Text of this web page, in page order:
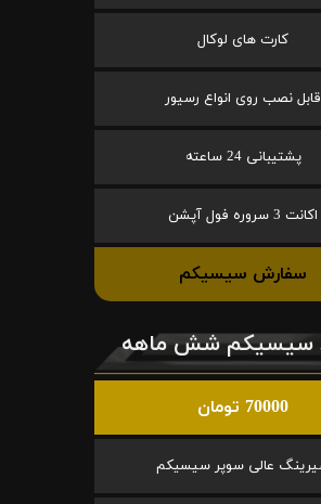
کارت های لوکال
قابل نصب روی انواع رسیور
پشتیبانی 24 ساعته
اکانت 3 سروره فول آپشن
سفارش سیسیکم
سیسیکم شش ماهه
70000 تومان
عالی سوپر سیسیکم